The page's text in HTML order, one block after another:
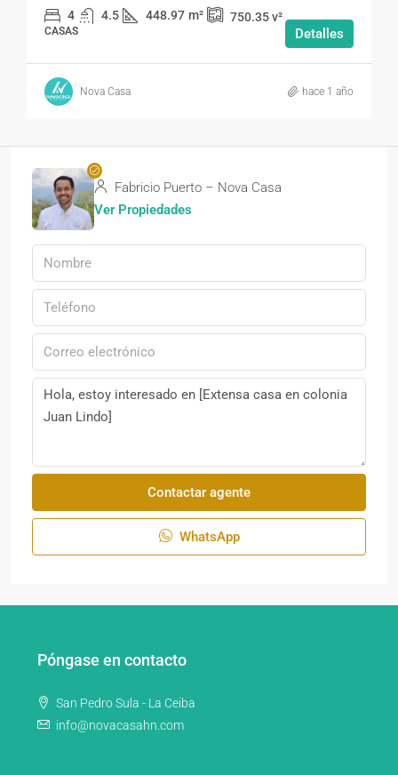
4 4.5 448.97 m² 750.35v²
CASAS Detalles
Nova Casa hace 1 año
Fabricio Puerto – Nova Casa
Ver Propiedades
Contactar agente
WhatsApp
Póngase en contacto
San Pedro Sula - La Ceiba
info@novacasahn.com